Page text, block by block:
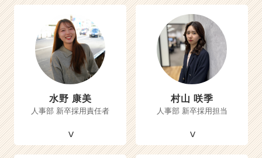
水野 康美
人事部 新卒採用責任者
村山 咲季
人事部 新卒採用担当